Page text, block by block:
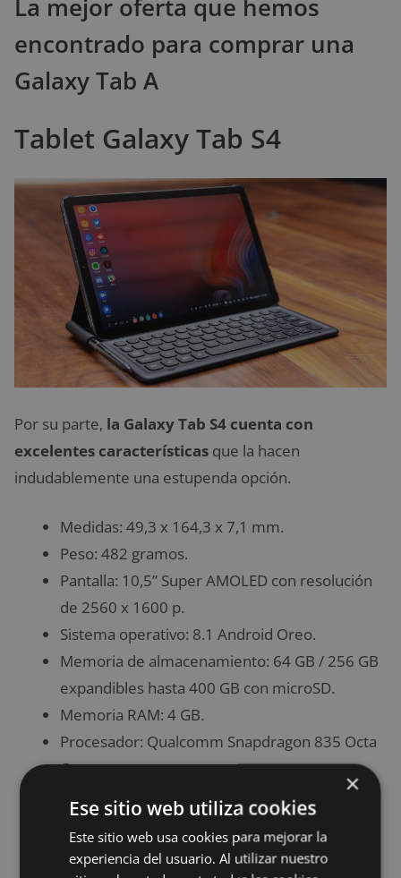
La mejor oferta que hemos
encontrado para comprar una
Galaxy Tab A
Tablet Galaxy Tab S4
Por su parte, la Galaxy Tab S4 cuenta con
excelentes características que la hacen
indudablemente una estupenda opción.
Medidas: 49,3 x 164,3 x 7,1 mm.
Peso: 482 gramos.
Pantalla: 10,5” Super AMOLED con resolución
de 2560 x 1600 p.
Sistema operativo: 8.1 Android Oreo.
Memoria de almacenamiento: 64 GB / 256 GB
expandibles hasta 400 GB con microSD.
Memoria RAM: 4 GB.
Procesador: Qualcomm Snapdragon 835 Octa
Core.
Batería: 7.300 mAh.
Cámara: Principal de 13 MP y frontal de 8 MP.
Otros: GPS, GLONASS, LTE.
×
Ese sitio web utiliza cookies
Este sitio web usa cookies para mejorar la
experiencia del usuario. Al utilizar nuestro